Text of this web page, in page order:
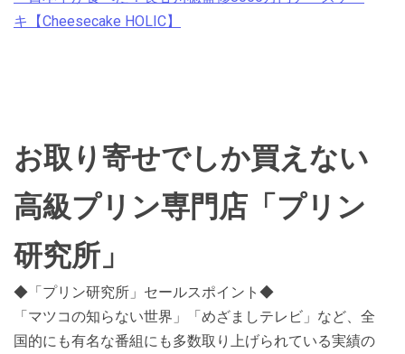
キ【Cheesecake HOLIC】
お取り寄せでしか買えない
高級プリン専門店「プリン
研究所」
◆「プリン研究所」セールスポイント◆
「マツコの知らない世界」「めざましテレビ」など、全
国的にも有名な番組にも多数取り上げられている実績の